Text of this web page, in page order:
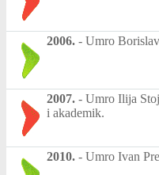
2006. - Umro
2007. - Umro Ilija
i akademik.
2010. - Umro Ivan